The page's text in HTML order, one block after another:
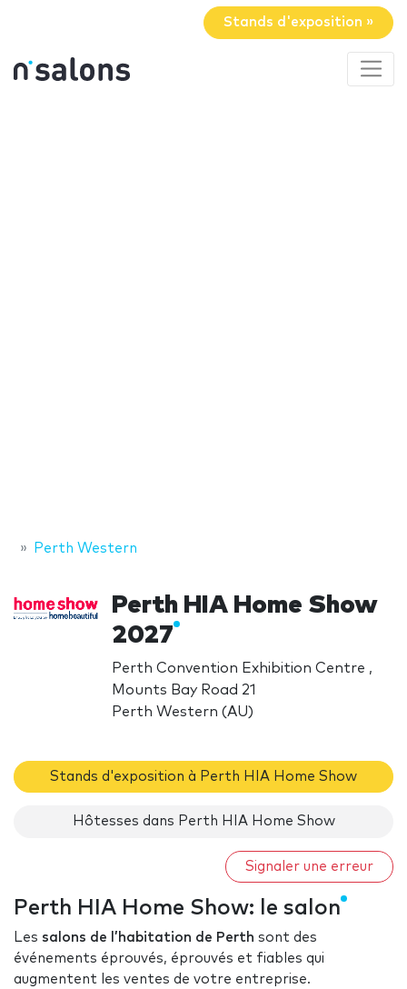
Stands d'exposition »
Perth Western
Perth HIA Home Show
2027
Perth Convention Exhibition Centre ,
Mounts Bay Road 21
Perth Western (AU)
Stands d'exposition à Perth HIA Home Show
Hôtesses dans Perth HIA Home Show
Signaler une erreur
Perth HIA Home Show: le salon
Les salons de l’habitation de Perth sont des
événements éprouvés, éprouvés et fiables qui
augmentent les ventes de votre entreprise.